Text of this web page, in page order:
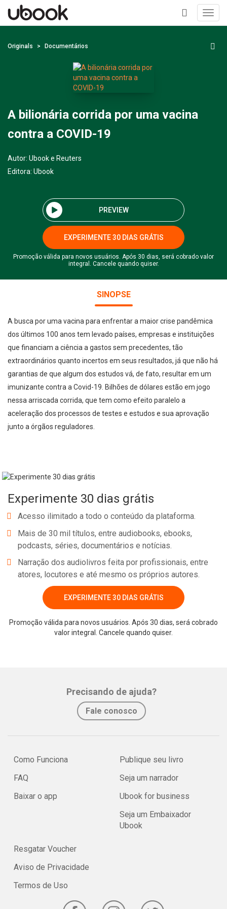
+
Originals Documentários
A bilionária corrida por uma vacina
contra a COVID-19
Autor: Ubook e Reuters
Editora: Ubook
PREVIEW
EXPERIMENTE 30 DIAS GRÁTIS
Promoção válida para novos usuários. Após 30 dias, será cobrado valor
integral. Cancele quando quiser.
SINOPSE
A busca por uma vacina para enfrentar a maior crise pandêmica
dos últimos 100 anos tem levado países, empresas e instituições
que financiam a ciência a gastos sem precedentes, tão
extraordinários quanto incertos em seus resultados, já que não há
garantias de que algum dos estudos vá, de fato, resultar em um
imunizante contra a Covid-19. Bilhões de dólares estão em jogo
nessa arriscada corrida, que tem como efeito paralelo a
aceleração dos processos de testes e estudos e sua aprovação
junto a órgãos reguladores.
Experimente 30 dias grátis
Acesso ilimitado a todo o conteúdo da plataforma.
Mais de 30 mil títulos, entre audiobooks, ebooks,
podcasts, séries, documentários e notícias.
Narração dos audiolivros feita por profissionais, entre
atores, locutores e até mesmo os próprios autores.
EXPERIMENTE 30 DIAS GRÁTIS
Promoção válida para novos usuários. Após 30 dias, será cobrado
valor integral. Cancele quando quiser.
Precisando de ajuda?
Fale conosco
Como Funciona
FAQ
Baixar o app
Publique seu livro
Seja um narrador
Ubook for business
Seja um Embaixador
Ubook
Resgatar Voucher
Aviso de Privacidade
Termos de Uso
Whatsapp Facebook Twitter